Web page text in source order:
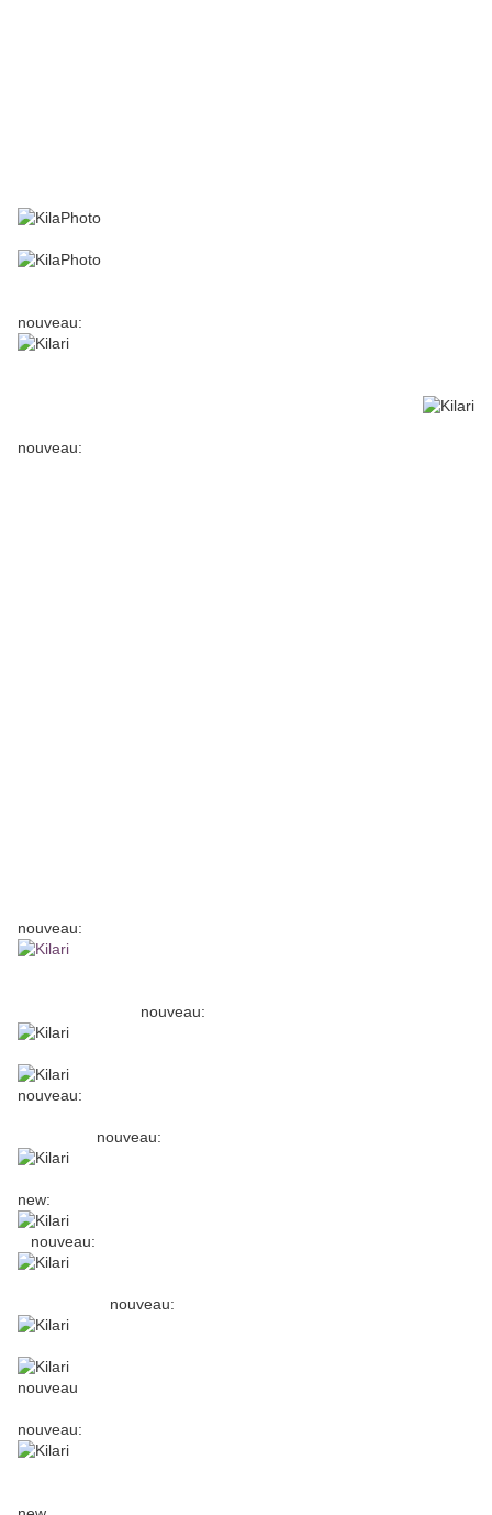
nouveau:
nouveau:
nouveau:
nouveau:
nouveau:
nouveau:
new:
nouveau:
nouveau:
nouveau
nouveau: